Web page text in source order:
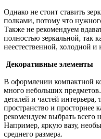
Однако не стоит ставить
полками, потому что
Также не рекомендуем
полностью зеркальной, так
неестественной, холодной и
Декоративные элементы
В оформлении компактной
много небольших
деталей и частей
пространство и просторнее
рекомендуем выбрать всего
Например, яркую вазу,
среднего размера.